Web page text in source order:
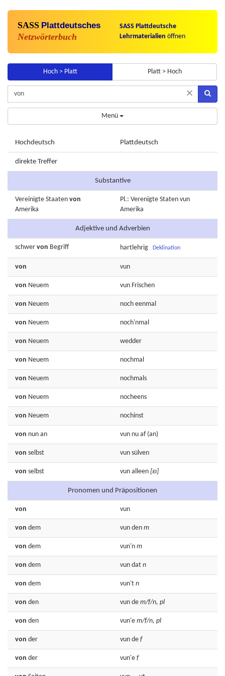
SASS Plattdeutsches
Netzwörterbuch
SASS Plattdeutsche
Lehrmaterialien öffnen
Hoch > Platt Platt > Hoch
×
Menü
Hochdeutsch Plattdeutsch
direkte Treffer
Substantive
Vereinigte Staaten von
Amerika
Pl.: Verenigte Staten vun
Amerika
Adjektive und Adverbien
schwer von Begriff hartlehrig Deklination
von vun
von Neuem vun Frischen
von Neuem noch eenmal
von Neuem noch'nmal
von Neuem wedder
von Neuem nochmal
von Neuem nochmals
von Neuem nocheens
von Neuem nochinst
von nun an vun nu af (an)
von selbst vun sülven
von selbst vun alleen [εɪ]
Pronomen und Präpositionen
von vun
von dem vun den m
von dem vun'n m
von dem vun dat n
von dem vun't n
von den vun de m/f/n, pl
von den vun'e m/f/n, pl
von der vun de f
von der vun'e f